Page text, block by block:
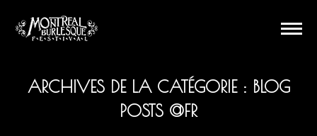
ARCHIVES DE LA CATÉGORIE : BLOG
POSTS @FR